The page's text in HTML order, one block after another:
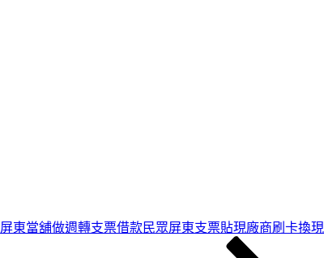
屏東當舖做週轉支票借款民眾屏東支票貼現廠商刷卡換現